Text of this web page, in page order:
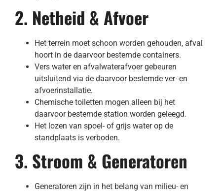
2. Netheid & Afvoer
Het terrein moet schoon worden gehouden, afval
hoort in de daarvoor bestemde containers.
Vers water en afvalwaterafvoer gebeuren
uitsluitend via de daarvoor bestemde ver- en
afvoerinstallatie.
Chemische toiletten mogen alleen bij het
daarvoor bestemde station worden geleegd.
Het lozen van spoel- of grijs water op de
standplaats is verboden.
3. Stroom & Generatoren
Generatoren zijn in het belang van milieu- en